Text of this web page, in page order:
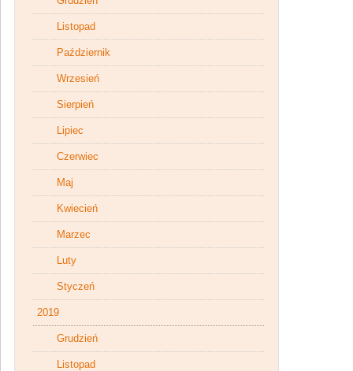
Listopad
Październik
Wrzesień
Sierpień
Lipiec
Czerwiec
Maj
Kwiecień
Marzec
Luty
Styczeń
2019
Grudzień
Listopad